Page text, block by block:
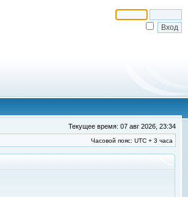
Текущее время: 07 авг 2026, 23:34
Часовой пояс: UTC + 3 часа